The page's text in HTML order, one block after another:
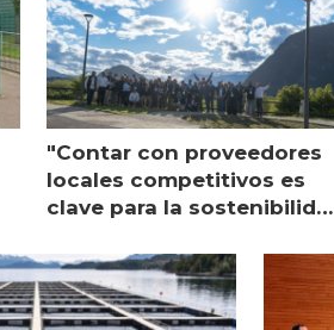
"Contar con proveedores
locales competitivos es
clave para la sostenibilidad